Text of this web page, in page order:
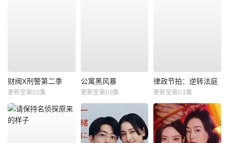
财阀X刑警第二季
更新至第02集
公寓黑风暴
更新至第09集
律政节拍：逆转法庭
更新至第03集